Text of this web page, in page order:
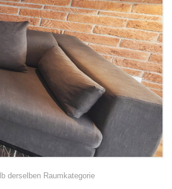
derselben Raumkategorie